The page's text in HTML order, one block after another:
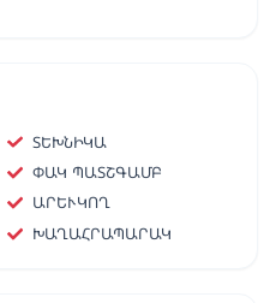
ՏԵԽՆԻԿԱ
ՓԱԿ ՊԱՏՇԳԱՄԲ
ԱՐԵՒԿՈՂ
ԽԱՂԱՀՐԱՊԱՐԱԿ